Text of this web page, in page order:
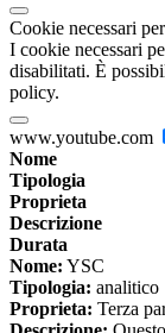
Cookie necessari
I cookie necessari
disabilitati. È
policy.
www.youtube.com
Nome
Tipologia
Proprieta
Descrizione
Durata
Nome: YSC
Tipologia: analitico
Proprieta: Terza